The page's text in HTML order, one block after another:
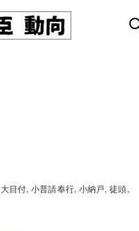
大目付 小普請奉行 小納戸 徒頭